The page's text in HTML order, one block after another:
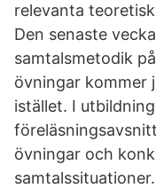
relevanta
Den senaste
samtalsmetodik
övningar kommer
istället. I
övningar och
samtalssituationer.